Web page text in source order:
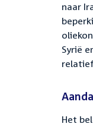
naar
Syrië
Het